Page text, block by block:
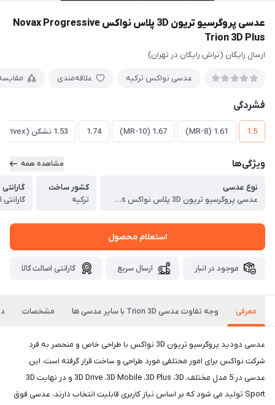
عدسی پروگرسیو تریون 3D پلاس نواکس Novax Progressive
Trion 3D Plus
ارسال رایگان (تراش رایگان در تهران)
عدسی نواکس ترکیه علاقه‌مندی
فشردگی
1.5
1.61 (MR-8)
1.67 (MR-10)
1.74 1.53 نشکن (Trivex)
ویژگی‌ها مشاهده همه
نوع عدسی
عدسی پروگرسیو تریون 3D پلاس نواکس Novax Progressive Trion 3D Plus
کشور ساخت
ترکیه
گارانتی
گارانتی
استعلام محصول
موجود در انبار ارسال سریع گارانتی اصالت کالا
معرفی وجه تفاوت عدسی Trion 3D با سایر عدسی ها مشخصات
عدسی دودید پروگرسیو تریون 3D نواکس با طراحی خاص و منحصر به فرد
شرکت نواکس برای امور مختلفی مورد طراحی و ساخت قرار گرفته است، این
عدسی در 5 مدل مختلف، 3D Drive ،3D Mobile ،3D Plus ،3D و در نهایت 3D
Sport تولید می شود که بر اساس نیاز کاربری قابلیت انتخاب دارند، عدسی فوق